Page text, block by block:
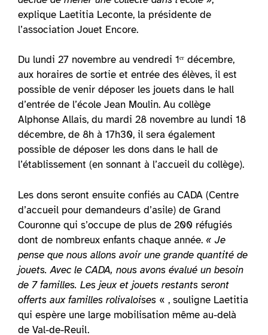
explique Laetitia Leconte, la présidente de
l’association Jouet Encore.
Du lundi 27 novembre au vendredi 1ᵉʳ décembre,
aux horaires de sortie et entrée des élèves, il est
possible de venir déposer les jouets dans le hall
d’entrée de l’école Jean Moulin. Au collège
Alphonse Allais, du mardi 28 novembre au lundi 18
décembre, de 8h à 17h30, il sera également
possible de déposer les dons dans le hall de
l’établissement (en sonnant à l’accueil du collège).
Les dons seront ensuite confiés au CADA (Centre
d’accueil pour demandeurs d’asile) de Grand
Couronne qui s’occupe de plus de 200 réfugiés
dont de nombreux enfants chaque année. « Je
pense que nous allons avoir une grande quantité de
jouets. Avec le CADA, nous avons évalué un besoin
de 7 familles. Les jeux et jouets restants seront
offerts aux familles rolivaloises « , souligne Laetitia
qui espère une large mobilisation même au-delà
de Val-de-Reuil.